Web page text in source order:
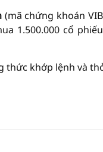
(mã chứng khoán
1.500.000 cổ
khớp lệnh và